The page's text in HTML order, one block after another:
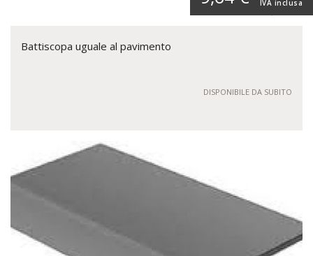
IVA inclusa
Battiscopa uguale al pavimento
DISPONIBILE DA SUBITO